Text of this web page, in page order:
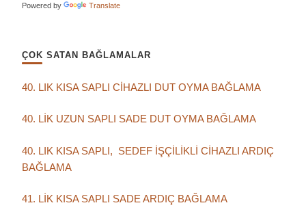
Powered by Translate
ÇOK SATAN BAĞLAMALAR
40. LIK KISA SAPLI CİHAZLI DUT OYMA BAĞLAMA
40. LİK UZUN SAPLI SADE DUT OYMA BAĞLAMA
40. LIK KISA SAPLI, SEDEF İŞÇİLİKLİ CİHAZLI ARDIÇ
BAĞLAMA
41. LİK KISA SAPLI SADE ARDIÇ BAĞLAMA